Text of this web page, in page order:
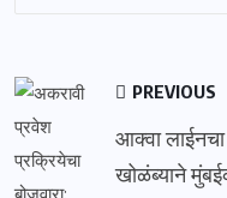
PREVIOUS
आक्वा लाईनचा
खोळंब्याने